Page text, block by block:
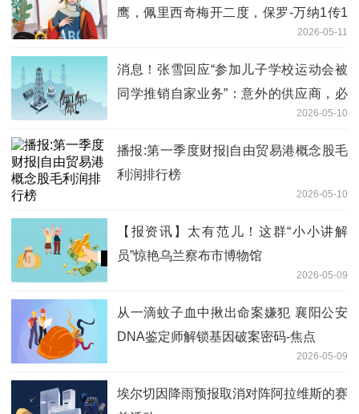
鹰，佩里西奇梅开二度，保罗-万纳1传1
2026-05-11
消息！张雪回应“参加儿子学校运动会被
同学推销自家业务”：意外的供应商，必
2026-05-10
播报:第一季度财报|自由贸易港概念股毛
利润排行榜
2026-05-10
【报资讯】太有范儿！这群“小小讲解
员”惊艳乌兰察布市博物馆
2026-05-09
从一滴蚊子血中揪出命案嫌犯 襄阳公安
DNA鉴定师解锁基因破案密码-焦点
2026-05-09
埃尔切因降雨预报取消对阵阿拉维斯的赛